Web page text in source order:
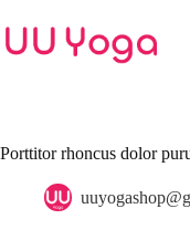
to
content
Porttitor rhoncus dolor